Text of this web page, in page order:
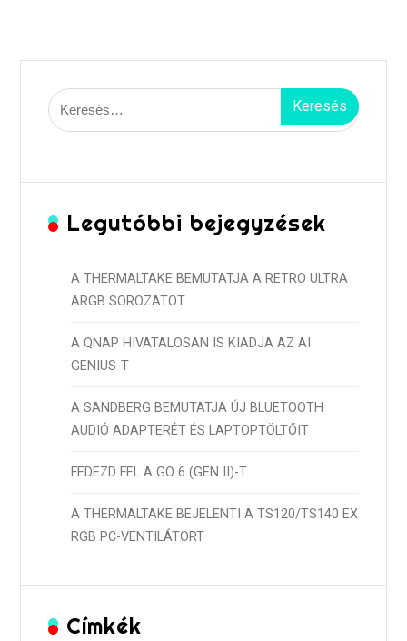
Keresés:
Legutóbbi bejegyzések
A THERMALTAKE BEMUTATJA A RETRO ULTRA
ARGB SOROZATOT
A QNAP HIVATALOSAN IS KIADJA AZ AI
GENIUS-T
A SANDBERG BEMUTATJA ÚJ BLUETOOTH
AUDIÓ ADAPTERÉT ÉS LAPTOPTÖLTŐIT
FEDEZD FEL A GO 6 (GEN II)-T
A THERMALTAKE BEJELENTI A TS120/TS140 EX
RGB PC-VENTILÁTORT
Címkék